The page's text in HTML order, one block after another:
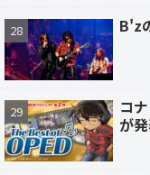
B'z
コ
が